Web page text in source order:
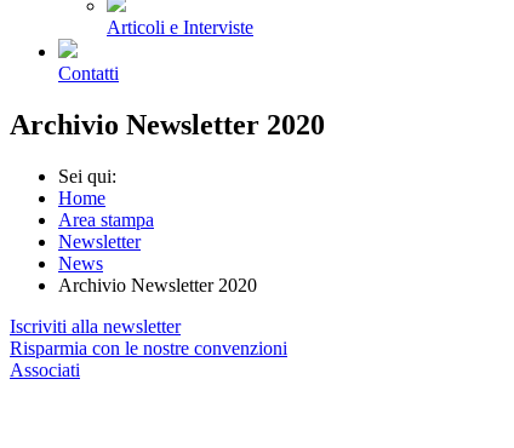
Articoli e Interviste
Contatti
Archivio Newsletter 2020
Sei qui:
Home
Area stampa
Newsletter
News
Archivio Newsletter 2020
Iscriviti alla newsletter
Risparmia con le nostre convenzioni
Associati